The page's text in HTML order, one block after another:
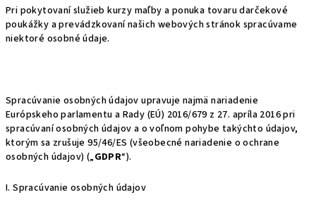
Pri pokytovaní služieb kurzy maľby a ponuka tovaru darčekové
poukážky a prevádzkovaní našich webových stránok spracúvame
niektoré osobné údaje.
Spracúvanie osobných údajov upravuje najmä nariadenie
Európskeho parlamentu a Rady (EÚ) 2016/679 z 27. apríla 2016 pri
spracúvaní osobných údajov a o voľnom pohybe takýchto údajov,
ktorým sa zrušuje 95/46/ES (všeobecné nariadenie o ochrane
osobných údajov) („GDPR“).
I. Spracúvanie osobných údajov